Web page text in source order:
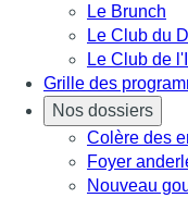
Le Brunch
Le Club du
Le Club de
Grille des
Nos dossiers
Colère des
Foyer
Nouveau